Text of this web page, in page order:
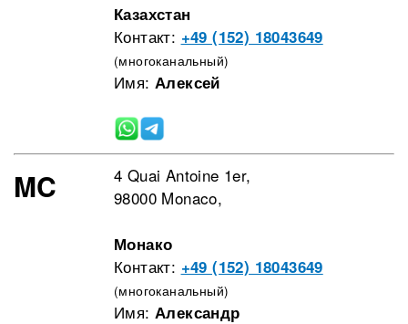
Казахстан
Контакт: +49 (152) 18043649
(многоканальный)
Имя: Алексей
MC
4 Quai Antoine 1er,
98000 Monaco,
Монако
Контакт: +49 (152) 18043649
(многоканальный)
Имя: Александр